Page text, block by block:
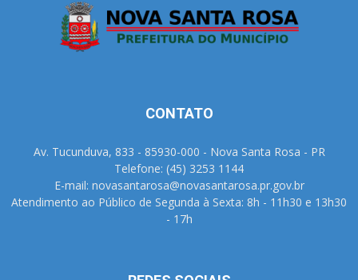
CONTATO
Av. Tucunduva, 833 - 85930-000 - Nova Santa Rosa - PR
Telefone: (45) 3253 1144
E-mail: novasantarosa@novasantarosa.pr.gov.br
Atendimento ao Público de Segunda à Sexta: 8h - 11h30 e 13h30
- 17h